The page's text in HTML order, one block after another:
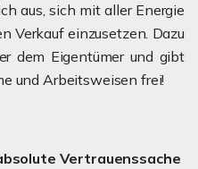
aus, sich mit aller Energie
Verkauf einzusetzen. Dazu
dem Eigentümer und gibt
und Arbeitsweisen frei!
Vertrauenssache